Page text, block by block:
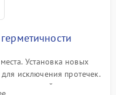
Установка новых
исключения протечек.
системы,